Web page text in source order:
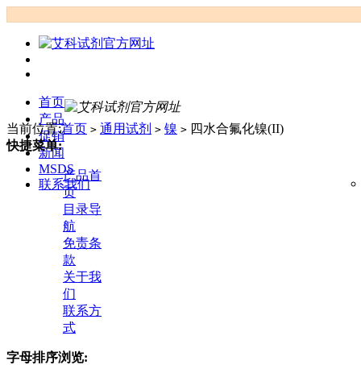
首页
产品
促销
新闻
MSDS
联系我们
当前位置:首页 > 通用试剂 > 镍 > 四水合氟化镍(II)
快捷菜单:
产品首
页
目录导
航
免责条
款
关于我
们
联系方
式
字母排序浏览: